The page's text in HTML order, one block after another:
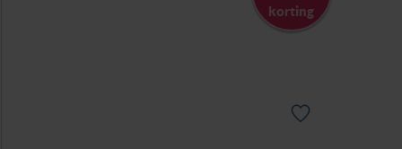
korting